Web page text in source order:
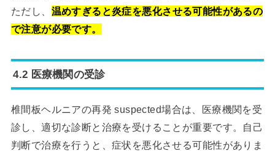
ただし、 温めすぎると炎症を悪化させる可能性があるの
で注意が必要です。
4.2 医療機関の受診
椎間板ヘルニアの再発 suspected場合は、医療機関を受
診し、適切な診断と治療を受けることが重要です。自己
判断で治療を行うと、症状を悪化させる可能性がありま